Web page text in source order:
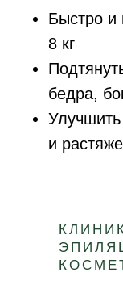
Быстро и
8 кг
бедра,
и